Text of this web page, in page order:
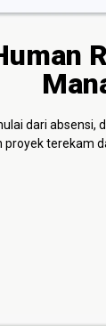
dari absensi,
proyek terekam